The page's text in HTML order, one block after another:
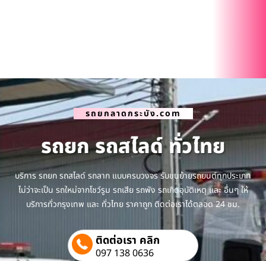
รถยกลาดกระบัง.com
รถยก รถสไลด์ ทั่วไทย
บริการ รถยก รถสไลด์ รถลาก แบบครบวงจร รับขนย้ายรถยนต์ทุกประเภท
ไม่ว่าจะเป็น รถใหม่จากโชว์รูม รถเสีย รถพัง รถเกิดอุบัติเหตุ และ อื่นๆ ให้
บริการทั่วกรุงเทพ และ ทั่วไทย ราคาถูก ติดต่อเราได้ตลอด 24 ชม.
ติดต่อเรา คลิก
097 138 0636